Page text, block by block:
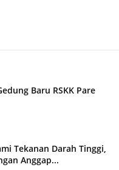
Baru RSKK Pare
Tekanan Darah Tinggi,
Anggap...